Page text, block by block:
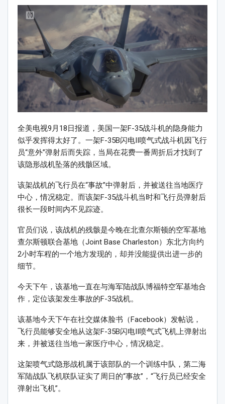
全美电视9月18日报道，美国一架F-35战斗机的隐身能力
似乎发挥得太好了。一架F-35B闪电II喷气式战斗机因飞行
员“意外”弹射后而失踪，当局在花费一番周折后才找到了
该隐形战机坠落的残骸区域。
该架战机的飞行员在“事故”中弹射后，并被送往当地医疗
中心，情况稳定。而该架F-35战斗机当时和飞行员弹射后
很长一段时间内不见踪迹。
官员们说，该战机的残骸是今晚在北查尔斯顿的空军基地
查尔斯顿联合基地（Joint Base Charleston）东北方向约
2小时车程的一个地方发现的，却并没能提供出进一步的
细节。
今天下午，该基地一直在与海军陆战队博福特空军基地合
作，定位该架发生事故的F-35战机。
该基地今天下午在社交媒体脸书（Facebook）发帖说，
飞行员能够安全地从这架F-35B闪电II喷气式飞机上弹射出
来，并被送往当地一家医疗中心，情况稳定。
这架喷气式隐形战机属于该部队的一个训练中队，第二海
军陆战队飞机联队证实了周日的“事故”，“飞行员已经安全
弹射出飞机”。